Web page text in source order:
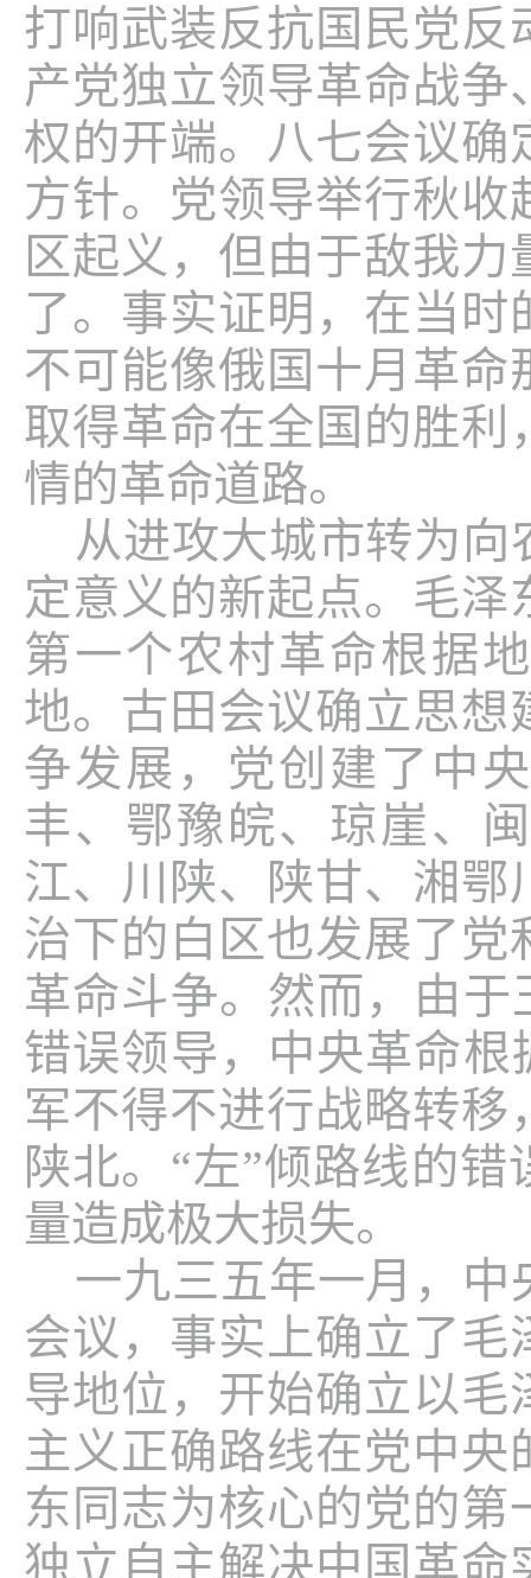
打响武装反抗国民党
产党独立领导革命战
权的开端。八七会议
方针。党领导举行秋
区起义，但由于敌我
了。事实证明，在当
不可能像俄国十月革
取得革命在全国的胜
情的革命道路。
从进攻大城市转为
定意义的新起点。毛
第一个农村革命根据
地。古田会议确立思
争发展，党创建了中
丰、鄂豫皖、琼崖、
江、川陕、陕甘、湘
治下的白区也发展了
革命斗争。然而，由于
错误领导，中央革命根
军不得不进行战略转
陕北。“左”倾路线的
量造成极大损失。
一九三五年一月，
会议，事实上确立了
导地位，开始确立以
主义正确路线在党中
东同志为核心的党的
独立自主解决中国革